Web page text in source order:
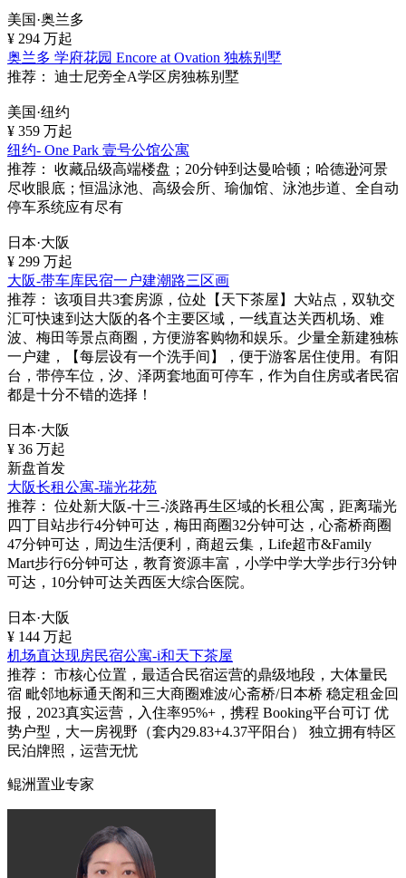
美国·奥兰多
¥ 294 万起
奥兰多 学府花园 Encore at Ovation 独栋别墅
推荐：
迪士尼旁全A学区房独栋别墅
美国·纽约
¥ 359 万起
纽约- One Park 壹号公馆公寓
推荐：
收藏品级高端楼盘；20分钟到达曼哈顿；哈德逊河景
尽收眼底；恒温泳池、高级会所、瑜伽馆、泳池步道、全自动
停车系统应有尽有
日本·大阪
¥ 299 万起
大阪-带车库民宿一户建潮路三区画
推荐：
该项目共3套房源，位处【天下茶屋】大站点，双轨交
汇可快速到达大阪的各个主要区域，一线直达关西机场、难
波、梅田等景点商圈，方便游客购物和娱乐。少量全新建独栋
一户建，【每层设有一个洗手间】，便于游客居住使用。有阳
台，带停车位，汐、泽两套地面可停车，作为自住房或者民宿
都是十分不错的选择！
日本·大阪
¥ 36 万起
新盘首发
大阪长租公寓-瑞光花苑
推荐：
位处新大阪-十三-淡路再生区域的长租公寓，距离瑞光
四丁目站步行4分钟可达，梅田商圈32分钟可达，心斋桥商圈
47分钟可达，周边生活便利，商超云集，Life超市&Family
Mart步行6分钟可达，教育资源丰富，小学中学大学步行3分钟
可达，10分钟可达关西医大综合医院。
日本·大阪
¥ 144 万起
机场直达现房民宿公寓-i和天下茶屋
推荐：
市核心位置，最适合民宿运营的鼎级地段，大体量民
宿 毗邻地标通天阁和三大商圈难波/心斋桥/日本桥 稳定租金回
报，2023真实运营，入住率95%+，携程 Booking平台可订 优
势户型，大一房视野（套内29.83+4.37平阳台） 独立拥有特区
民泊牌照，运营无忧
鲲洲置业专家